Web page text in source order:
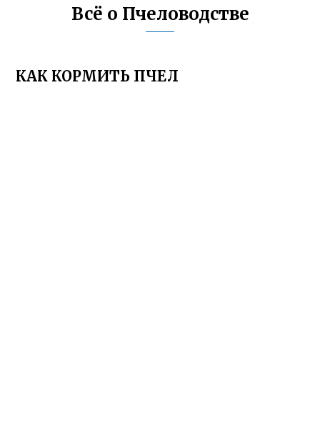
Всё о Пчеловодстве
КАК КОРМИТЬ ПЧЕЛ